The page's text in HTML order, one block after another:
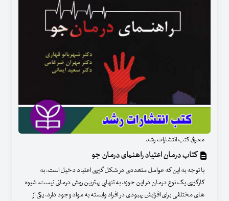
معرفی کتب انتشارات رشد
کتاب درمان اعتیاد راهنمای درمان جو
با توجه به این که عوامل متعددی در شکل گیری اعتیاد دخیل است، به
کارگیری یک نوع درمان در این حوزه، به تنهایی بهترین روش درمانی نیست. شیوه
های مختلفی برای افزایش بهبودی در افراد وابسته به مواد وجود دارد. یکی از